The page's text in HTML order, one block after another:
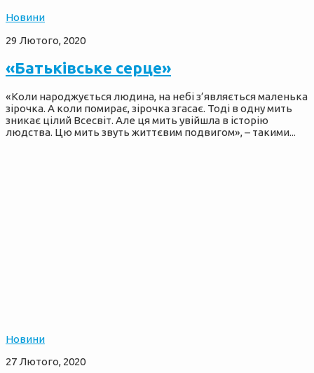
Новини
29 Лютого, 2020
«Батьківське серце»
«Коли народжується людина, на небі з’являється маленька
зірочка. А коли помирає, зірочка згасає. Тоді в одну мить
зникає цілий Всесвіт. Але ця мить увійшла в історію
людства. Цю мить звуть життєвим подвигом», – такими...
Новини
27 Лютого, 2020